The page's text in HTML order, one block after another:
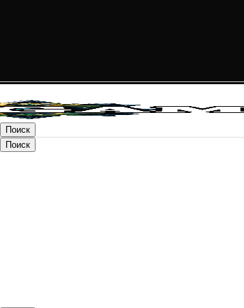
Поиск
Поиск